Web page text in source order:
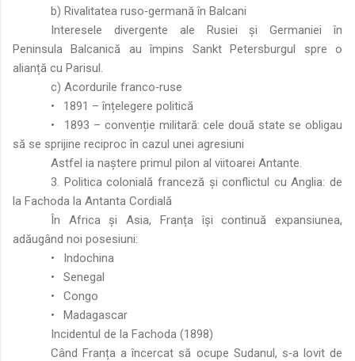
b) Rivalitatea ruso‑germană în Balcani
Interesele divergente ale Rusiei și Germaniei în
Peninsula Balcanică au împins Sankt Petersburgul spre o
alianță cu Parisul.
c) Acordurile franco‑ruse
•
1891 – înțelegere politică
•
1893 – convenție militară: cele două state se obligau
să se sprijine reciproc în cazul unei agresiuni
Astfel ia naștere primul pilon al viitoarei Antante.
3. Politica colonială franceză și conflictul cu Anglia: de
la Fachoda la Antanta Cordială
În Africa și Asia, Franța își continuă expansiunea,
adăugând noi posesiuni:
•
Indochina
•
Senegal
•
Congo
•
Madagascar
Incidentul de la Fachoda (1898)
Când Franța a încercat să ocupe Sudanul, s‑a lovit de